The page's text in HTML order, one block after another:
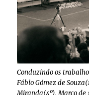
Conduzindo os
Fábio Gómez de
Miranda(4º). Março de